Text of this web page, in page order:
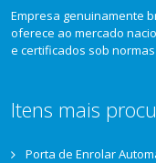
Empresa genuinamente
oferece ao mercado
e certificados sob
Itens mais
Porta de Enrolar